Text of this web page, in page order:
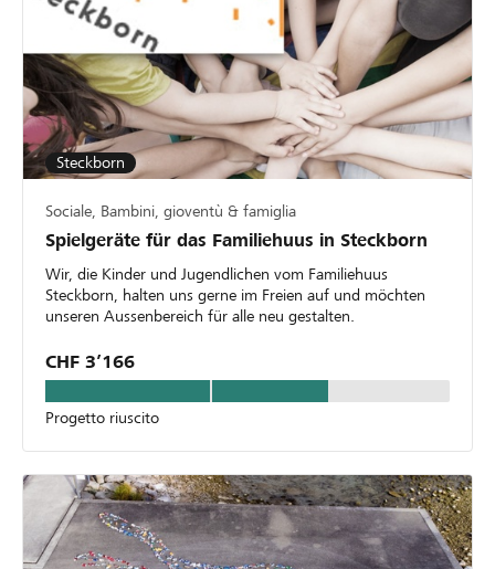
Steckborn
Sociale, Bambini, gioventù & famiglia
Spielgeräte für das Familiehuus in Steckborn
Wir, die Kinder und Jugendlichen vom Familiehuus
Steckborn, halten uns gerne im Freien auf und möchten
unseren Aussenbereich für alle neu gestalten.
CHF 3’166
Progetto riuscito